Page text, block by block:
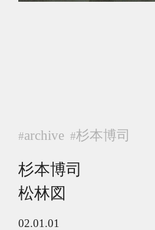
#archive #杉本博司
杉本博司
松林図
02.01.01